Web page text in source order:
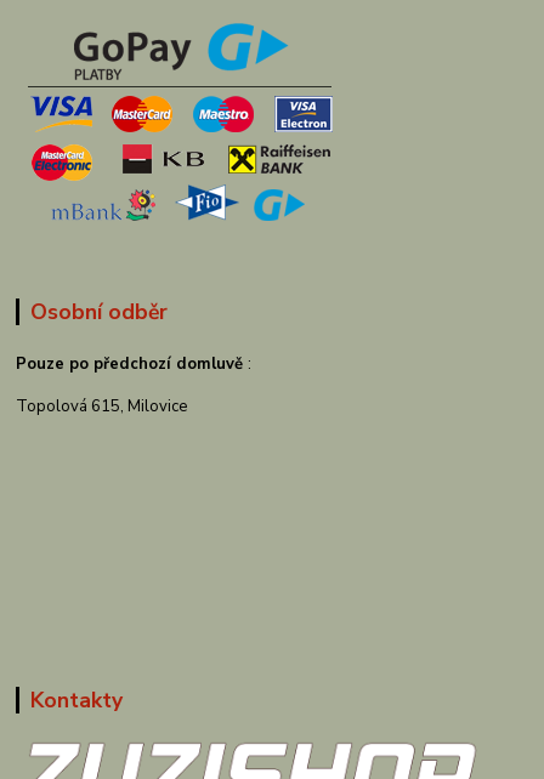
Osobní odběr
Pouze po předchozí domluvě :
Topolová 615, Milovice
Kontakty